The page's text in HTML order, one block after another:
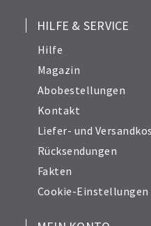
HILFE & SERVICE
Hilfe
Magazin
Abobestellungen
Kontakt
Liefer- und
Rücksendungen
Fakten
Cookie-Einstellungen